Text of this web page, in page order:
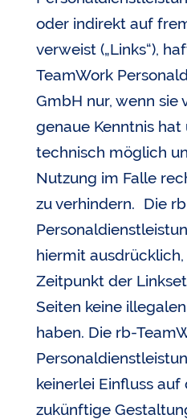
oder indirekt auf
verweist („Links“),
TeamWork
GmbH nur, wenn sie
genaue Kenntnis hat
technisch möglich
Nutzung im Falle
zu verhindern. Die
hiermit ausdrücklich,
Zeitpunkt der
Seiten keine
haben. Die rb-
keinerlei Einfluss
zukünftige